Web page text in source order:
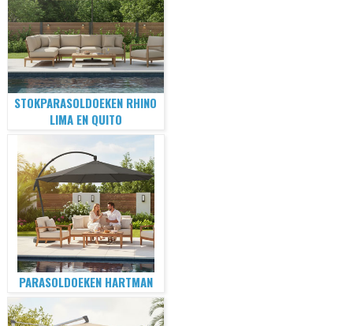
STOKPARASOLDOEKEN RHINO
LIMA EN QUITO
PARASOLDOEKEN HARTMAN